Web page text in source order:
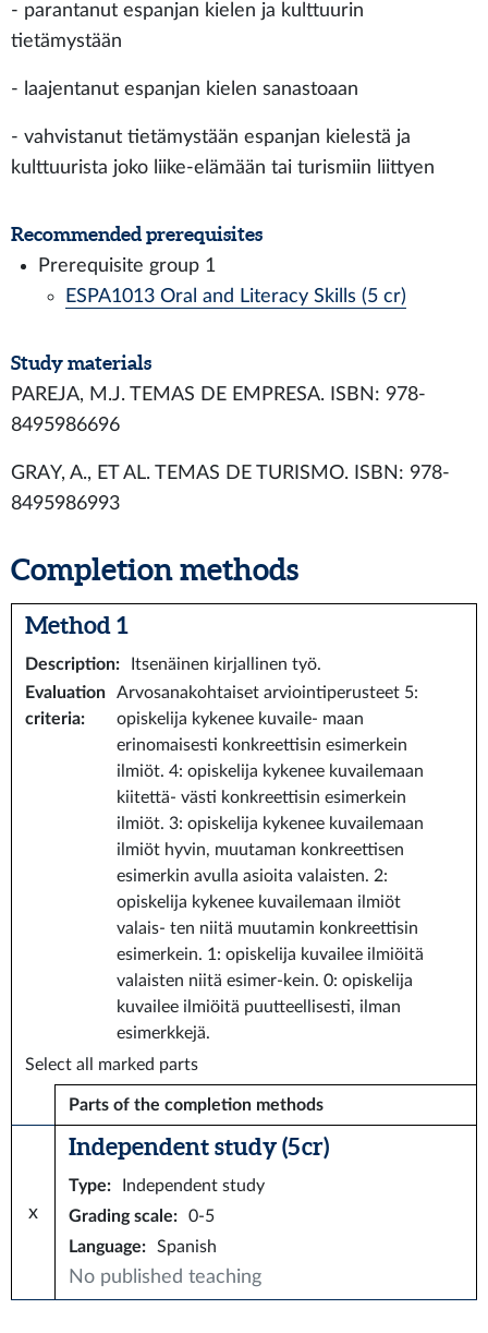
- parantanut espanjan kielen ja kulttuurin
tietämystään
- laajentanut espanjan kielen sanastoaan
- vahvistanut tietämystään espanjan kielestä ja
kulttuurista joko liike-elämään tai turismiin liittyen
Recommended prerequisites
Prerequisite group 1
ESPA1013 Oral and Literacy Skills (5 cr)
Study materials
PAREJA, M.J. TEMAS DE EMPRESA. ISBN: 978-
8495986696
GRAY, A., ET AL. TEMAS DE TURISMO. ISBN: 978-
8495986993
Completion methods
Method 1
Description:
Itsenäinen kirjallinen työ.
Evaluation
criteria:
Arvosanakohtaiset arviointiperusteet 5:
opiskelija kykenee kuvaile- maan
erinomaisesti konkreettisin esimerkein
ilmiöt. 4: opiskelija kykenee kuvailemaan
kiitettä- västi konkreettisin esimerkein
ilmiöt. 3: opiskelija kykenee kuvailemaan
ilmiöt hyvin, muutaman konkreettisen
esimerkin avulla asioita valaisten. 2:
opiskelija kykenee kuvailemaan ilmiöt
valais- ten niitä muutamin konkreettisin
esimerkein. 1: opiskelija kuvailee ilmiöitä
valaisten niitä esimer-kein. 0: opiskelija
kuvailee ilmiöitä puutteellisesti, ilman
esimerkkejä.
Select all marked parts
Parts of the completion methods
x
Independent study (5 cr)
Type:
Independent study
Grading scale:
0-5
Language: Spanish
No published teaching